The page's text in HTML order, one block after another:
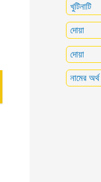
খুটিনাটি
দোয়া
দোয়া
নামের অর্থ